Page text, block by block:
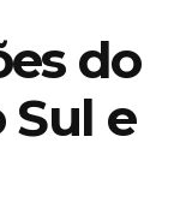
do
Sul e